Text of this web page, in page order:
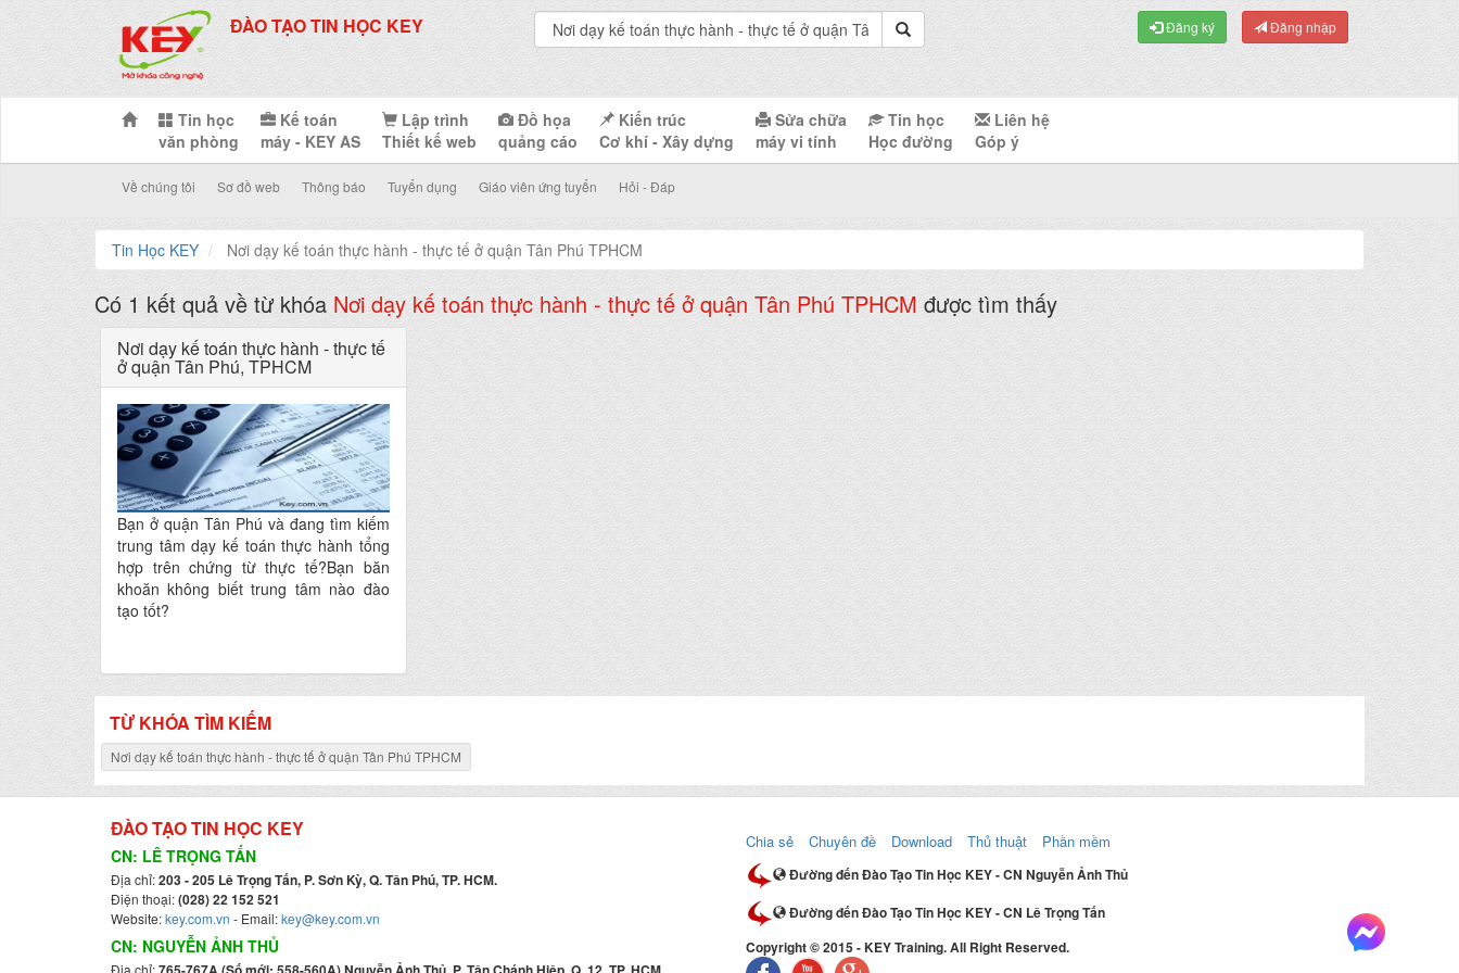
ĐÀO TẠO TIN HỌC KEY Đăng ký Đăng nhập
Tin học
văn phòng
Kế toán
máy - KEY AS
Lập trình
Thiết kế web
Đồ họa
quảng cáo
Kiến trúc
Cơ khí - Xây dựng
Sửa chữa
máy vi tính
Tin học
Học đường
Liên hệ
Góp ý
Về chúng tôi Sơ đồ web Thông báo Tuyển dụng Giáo viên ứng tuyển Hỏi - Đáp
Tin Học KEY Nơi dạy kế toán thực hành - thực tế ở quận Tân Phú TPHCM
Có 1 kết quả về từ khóa Nơi dạy kế toán thực hành - thực tế ở quận Tân Phú TPHCM được tìm thấy
Nơi dạy kế toán thực hành - thực tế
ở quận Tân Phú, TPHCM
Bạn ở quận Tân Phú và đang tìm kiếm
trung tâm dạy kế toán thực hành tổng
hợp trên chứng từ thực tế?Bạn băn
khoăn không biết trung tâm nào đào
tạo tốt?
TỪ KHÓA TÌM KIẾM
Nơi dạy kế toán thực hành - thực tế ở quận Tân Phú TPHCM
ĐÀO TẠO TIN HỌC KEY
CN: LÊ TRỌNG TẤN
Địa chỉ:203 - 205 Lê Trọng Tấn, P. Sơn Kỳ, Q. Tân Phú, TP. HCM.
Điện thoại:(028) 22 152 521
Website:key.com.vn - Email:key@key.com.vn
CN: NGUYỄN ẢNH THỦ
Địa chỉ:
Chia sẻ Chuyên đề Download Thủ thuật Phần mềm
Đường đến Đào Tạo Tin Học KEY - CN Nguyễn Ảnh Thủ
Đường đến Đào Tạo Tin Học KEY - CN Lê Trọng Tấn
Copyright © 2015 - KEY Training. All Right Reserved.